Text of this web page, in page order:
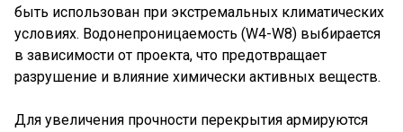
быть использован при экстремальных климатических
условиях. Водонепроницаемость (W4-W8) выбирается
в зависимости от проекта, что предотвращает
разрушение и влияние химически активных веществ.
Для увеличения прочности перекрытия армируются